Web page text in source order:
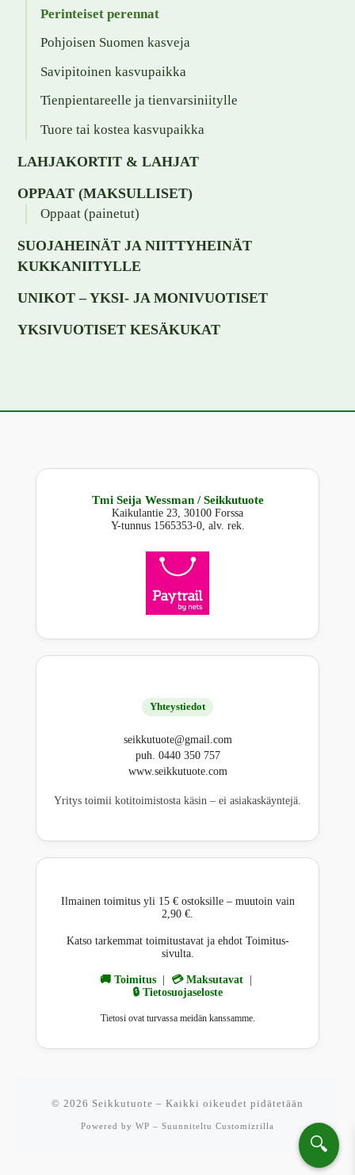
Perinteiset perennat
Pohjoisen Suomen kasveja
Savipitoinen kasvupaikka
Tienpientareelle ja tienvarsiniitylle
Tuore tai kostea kasvupaikka
LAHJAKORTIT & LAHJAT
OPPAAT (MAKSULLISET)
Oppaat (painetut)
SUOJAHEINÄT JA NIITTYHEINÄT
KUKKANIITYLLE
UNIKOT – YKSI- JA MONIVUOTISET
YKSIVUOTISET KESÄKUKAT
Tmi Seija Wessman / Seikkutuote
Kaikulantie 23, 30100 Forssa
Y-tunnus 1565353-0, alv. rek.
Yhteystiedot
seikkutuote@gmail.com
puh. 0440 350 757
www.seikkutuote.com
Yritys toimii kotitoimistosta käsin – ei asiakaskäyntejä.
Ilmainen toimitus yli 15 € ostoksille – muutoin vain
2,90 €.
Katso tarkemmat toimitustavat ja ehdot Toimitus-
sivulta.
🚚 Toimitus 💳 Maksutavat
🔒 Tietosuojaseloste
Tietosi ovat turvassa meidän kanssamme.
© 2026 Seikkutuote – Kaikki oikeudet pidätetään
Powered by WP – Suunniteltu Customizrilla
🔍